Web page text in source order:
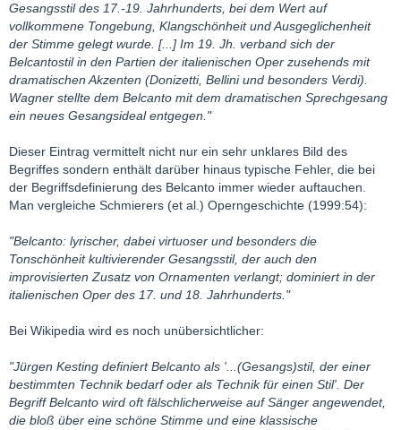
Gesangsstil des 17.-19. Jahrhunderts, bei dem Wert auf
vollkommene Tongebung, Klangschönheit und Ausgeglichenheit
der Stimme gelegt wurde. [...] Im 19. Jh. verband sich der
Belcantostil in den Partien der italienischen Oper zusehends mit
dramatischen Akzenten (Donizetti, Bellini und besonders Verdi).
Wagner stellte dem Belcanto mit dem dramatischen Sprechgesang
ein neues Gesangsideal entgegen."
Dieser Eintrag vermittelt nicht nur ein sehr unklares Bild des
Begriffes sondern enthält darüber hinaus typische Fehler, die bei
der Begriffsdefinierung des Belcanto immer wieder auftauchen.
Man vergleiche Schmierers (et al.) Operngeschichte (1999:54):
"Belcanto: lyrischer, dabei virtuoser und besonders die
Tonschönheit kultivierender Gesangsstil, der auch den
improvisierten Zusatz von Ornamenten verlangt; dominiert in der
italienischen Oper des 17. und 18. Jahrhunderts."
Bei Wikipedia wird es noch unübersichtlicher:
"Jürgen Kesting definiert Belcanto als '...(Gesangs)stil, der einer
bestimmten Technik bedarf oder als Technik für einen Stil'. Der
Begriff Belcanto wird oft fälschlicherweise auf Sänger angewendet,
die bloß über eine schöne Stimme und eine klassische